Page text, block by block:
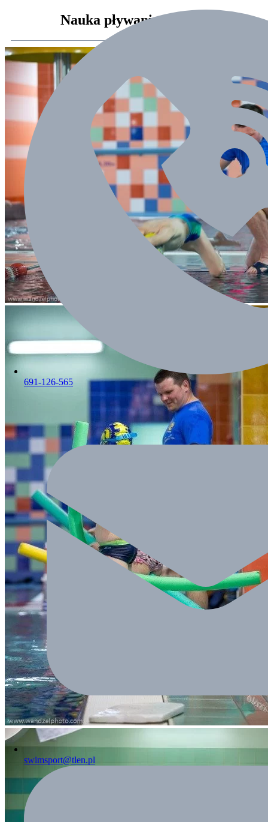
691-126-565
swimsport@tlen.pl
Nauka pływania Bielsko